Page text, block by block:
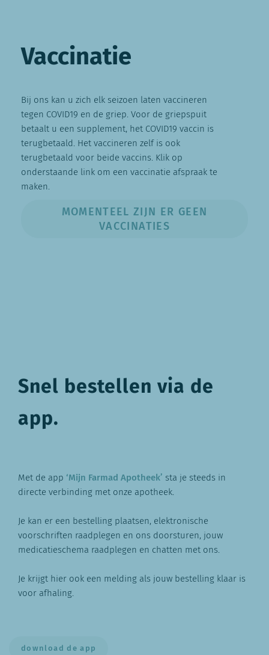
Vaccinatie
Bij ons kan u zich elk seizoen laten vaccineren
tegen COVID19 en de griep. Voor de griepspuit
betaalt u een supplement, het COVID19 vaccin is
terugbetaald. Het vaccineren zelf is ook
terugbetaald voor beide vaccins. Klik op
onderstaande link om een vaccinatie afspraak te
maken.
MOMENTEEL ZIJN ER GEEN
VACCINATIES
Snel bestellen via de
app.
Met de app ‘Mijn Farmad Apotheek’ sta je steeds in
directe verbinding met onze apotheek.
Je kan er een bestelling plaatsen, elektronische
voorschriften raadplegen en ons doorsturen, jouw
medicatieschema raadplegen en chatten met ons.
Je krijgt hier ook een melding als jouw bestelling klaar is
voor afhaling.
download de app